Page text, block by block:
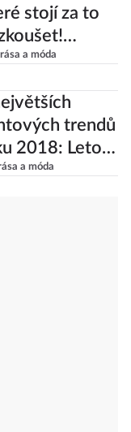
stojí za to
i
a móda
trendů
2018: Letos
a móda